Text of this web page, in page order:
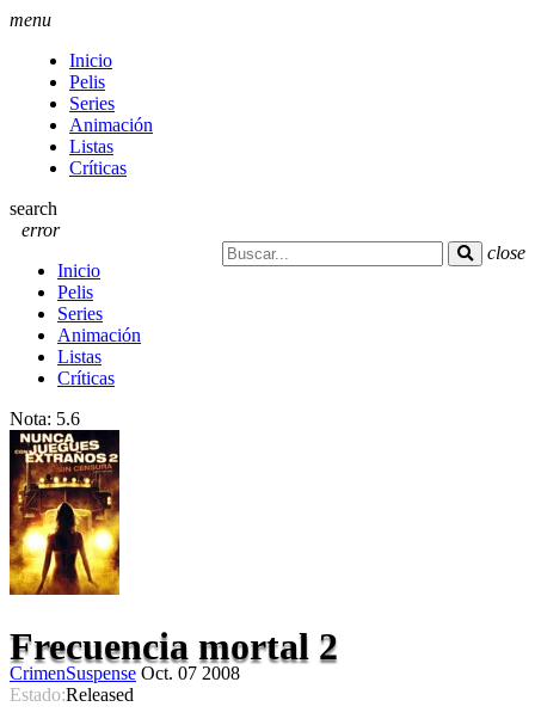
menu
Inicio
Pelis
Series
Animación
Listas
Críticas
search
error
close
Inicio
Pelis
Series
Animación
Listas
Críticas
Nota: 5.6
Frecuencia mortal 2
CrimenSuspense Oct. 07 2008
Estado:Released